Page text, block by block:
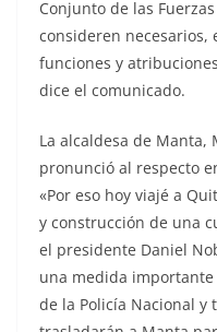
Conjunto de las
consideren necesarios,
funciones y
dice el comunicado.
La alcaldesa de Manta,
pronunció al respecto
«Por eso hoy viajé a
y construcción de una
el presidente Daniel
una medida
de la Policía Nacional y